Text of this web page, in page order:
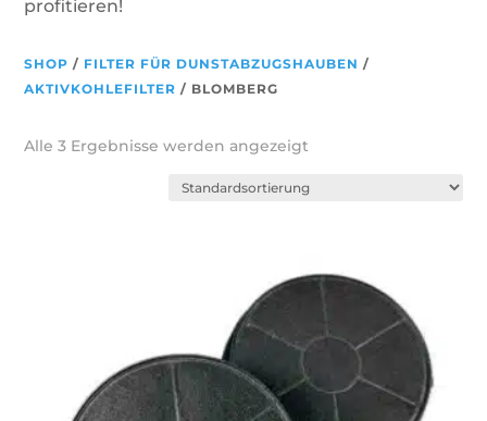
profitieren!
SHOP / FILTER FÜR DUNSTABZUGSHAUBEN /
AKTIVKOHLEFILTER / BLOMBERG
Alle 3 Ergebnisse werden angezeigt